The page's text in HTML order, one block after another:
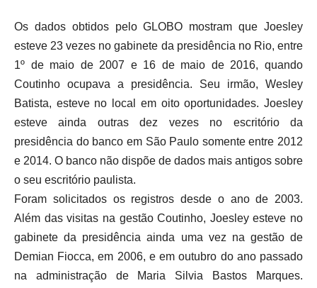
Os dados obtidos pelo GLOBO mostram que Joesley
esteve 23 vezes no gabinete da presidência no Rio, entre
1º de maio de 2007 e 16 de maio de 2016, quando
Coutinho ocupava a presidência. Seu irmão, Wesley
Batista, esteve no local em oito oportunidades. Joesley
esteve ainda outras dez vezes no escritório da
presidência do banco em São Paulo somente entre 2012
e 2014. O banco não dispõe de dados mais antigos sobre
o seu escritório paulista.
Foram solicitados os registros desde o ano de 2003.
Além das visitas na gestão Coutinho, Joesley esteve no
gabinete da presidência ainda uma vez na gestão de
Demian Fiocca, em 2006, e em outubro do ano passado
na administração de Maria Silvia Bastos Marques.